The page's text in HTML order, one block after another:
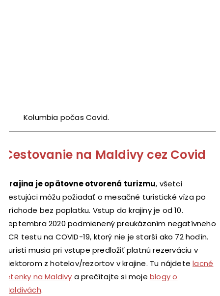
Kolumbia počas Covid.
Cestovanie na Maldivy cez Covid
Krajina je opätovne otvorená turizmu, všetci
cestujúci môžu požiadať o mesačné turistické víza po
príchode bez poplatku. Vstup do krajiny je od 10.
septembra 2020 podmienený preukázaním negatívneho
PCR testu na COVID-19, ktorý nie je starší ako 72 hodín.
Turisti musia pri vstupe predložiť platnú rezerváciu v
niektorom z hotelov/rezortov v krajine. Tu nájdetelacné
letenky na Maldivy a prečítajte si mojeblogy o
Maldivách.